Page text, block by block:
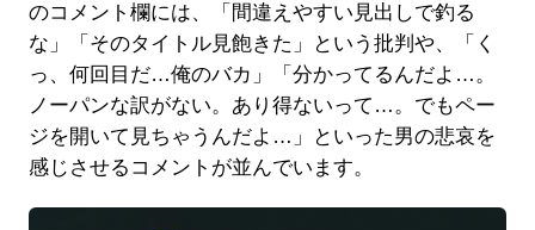
のコメント欄には、「間違えやすい見出しで釣る
な」「そのタイトル見飽きた」という批判や、「く
っ、何回目だ…俺のバカ」「分かってるんだよ…。
ノーパンな訳がない。あり得ないって…。でもペー
ジを開いて見ちゃうんだよ…」といった男の悲哀を
感じさせるコメントが並んでいます。